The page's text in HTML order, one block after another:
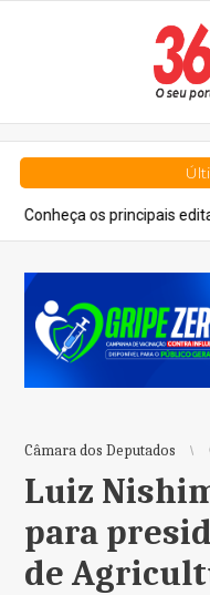
os principais editais
Câmara dos Deputados
Luiz
para
de